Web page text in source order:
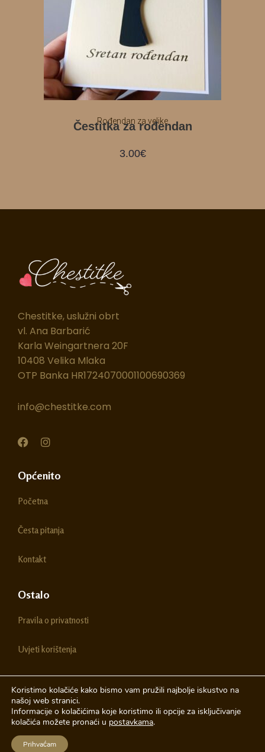
Rođendan za velike
Čestitka za rođendan
3.00€
Chestitke, uslužni obrt
vl. Ana Barbarić
Karla Weingartnera 20F
10408 Velika Mlaka
OTP Banka HR1724070001100690369
info@chestitke.com
F
e
b
o
I
t
r
m
Općenito
Početna
Česta pitanja
Kontakt
Ostalo
Pravila o privatnosti
Uvjeti korištenja
© 2026 Chestitke | Sva prava pridržava
Izrada web stranica A-Design
Koristimo kolačiće kako bismo vam pružili najbolje iskustvo na
našoj web stranici.
Informacije o kolačićima koje koristimo ili opcije za isključivanje
kolačića možete pronaći u postavkama.
Prihvaćam